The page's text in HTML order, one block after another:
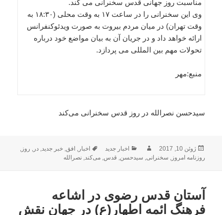
مناسبت روز جهانی قدس سخنرانی می کند.
وی این سخنرانی را در ساعت ۱۷ به وقت محلی (۱۸:۳۰ به
وقت تهران) در میان مردم بیروت به صورت ویدئوکنفرانس
ارائه خواهد داد و در جریان آن به بیان مواضع خود درباره
تحولات مهم بین المللی می پردازد.
منبع:مهر
سیدحسن نصرالله در روز قدس سخنرانی می‌کند
ارسال
شده
ژوئن 10, 2017 نویسندهدسته‌ها
اخبار جدید برچسب‌ها
اخبار, افق,خبر جدید,در, روز,
روزنامه امروز, سخنرانی, سیدحسن, قدس,می‌کند,نصرالله
آستان قدس رضوی در اشاعه
فرهنگ ائمه اطهار(ع) در جهان نقش